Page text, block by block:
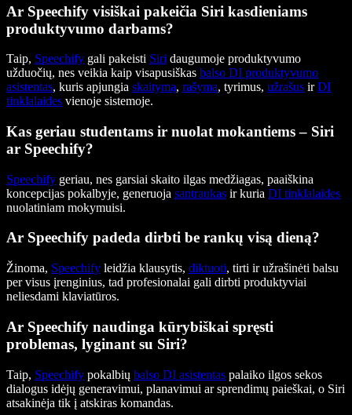
Ar Speechify visiškai pakeičia Siri kasdieniams
produktyvumo darbams?
Taip, Speechify gali pakeisti Siri daugumoje produktyvumo
užduočių, nes veikia kaip visapusiškas balso DI produktyvumo
asistentas, kuris apjungia skaitymą, rašymą, tyrimus, užrašus irDI
tinklalaides vienoje sistemoje.
Kas geriau studentams ir nuolat mokantiems – Siri
ar Speechify?
Speechify geriau, nes garsiai skaito ilgas medžiagas, paaiškina
koncepcijas pokalbyje, generuoja santraukas ir kuria DI tinklalaides
nuolatiniam mokymuisi.
Ar Speechify padeda dirbti be rankų visą dieną?
Žinoma, Speechify leidžia klausytis, diktuoti, tirti ir užrašinėti balsu
per visus įrenginius, tad profesionalai gali dirbti produktyviai
neliesdami klaviatūros.
Ar Speechify naudinga kūrybiškai spręsti
problemas, lyginant su Siri?
Taip, Speechify pokalbių balso DI asistentas palaiko ilgos sekos
dialogus idėjų generavimui, planavimui ar sprendimų paieškai, o Siri
atsakinėja tik į atskiras komandas.